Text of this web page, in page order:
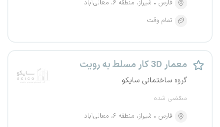
فارس
شیراز، منطقه ۶، معالی‌آباد
تمام وقت
معمار 3D کار مسلط به رویت
گروه ساختمانی سایکو
منقضی شده
فارس
شیراز، منطقه ۶، معالی‌آباد